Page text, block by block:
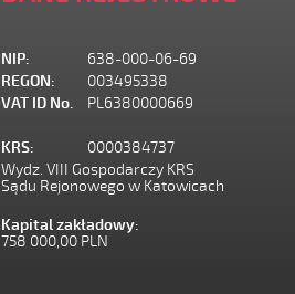
NIP:
638-000-06-69
REGON:
003495338
VAT ID No.
PL6380000669
KRS:
0000384737
Wydz. VIII Gospodarczy KRS
Sądu Rejonowego w Katowicach
Kapital zakładowy:
758 000,00 PLN